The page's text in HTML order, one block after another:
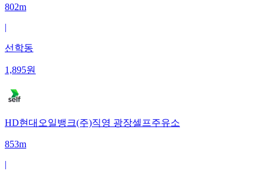
802m
|
선학동
1,895원
HD현대오일뱅크(주)직영 광장셀프주유소
853m
|